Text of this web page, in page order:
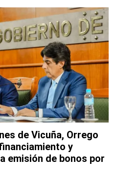
de Vicuña, Orrego
y
emisión de bonos por